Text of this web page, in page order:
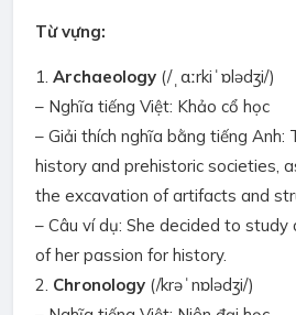
Từ vựng:
1. Archaeology (/ˌɑːrkiˈɒlədʒi/)
– Nghĩa tiếng Việt: Khảo cổ học
– Giải thích nghĩa bằng tiếng Anh:
history and prehistoric societies,
the excavation of artifacts and
– Câu ví dụ: She decided to study
of her passion for history.
2. Chronology (/krəˈnɒlədʒi/)